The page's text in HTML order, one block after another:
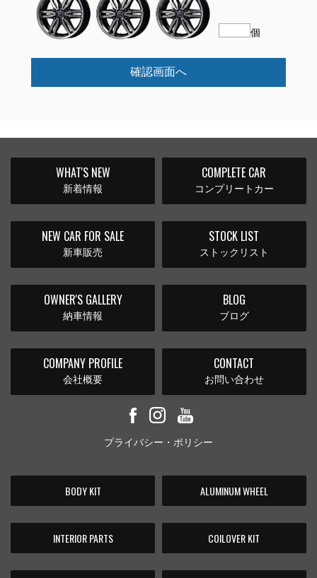
個
確認画面へ
WHAT'S NEW
新着情報
COMPLETE CAR
コンプリートカー
NEW CAR FOR SALE
新車販売
STOCK LIST
ストックリスト
OWNER'S GALLERY
納車情報
BLOG
ブログ
COMPANY PROFILE
会社概要
CONTACT
お問い合わせ
プライバシー・ポリシー
BODY KIT ALUMINUM WHEEL
INTERIOR PARTS COILOVER KIT